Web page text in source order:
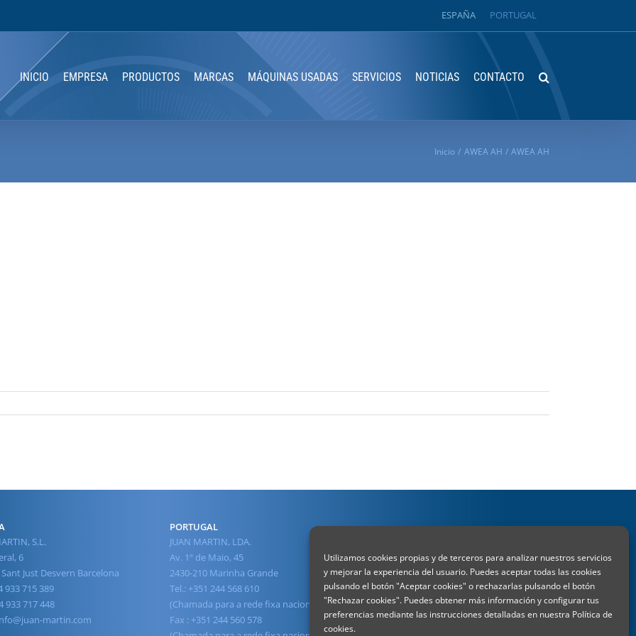
Utilizamos cookies propias y de terceros para analizar nuestros servicios
y mejorar la experiencia del usuario. Puedes aceptar todas las cookies
pulsando el botón "Aceptar cookies" o rechazarlas pulsando el botón
"Rechazar cookies". Puedes obtener más información y configurar tus
preferencias mediante las instrucciones detalladas en nuestra Política de
cookies.
ESPAÑA PORTUGAL
INICIO EMPRESA PRODUCTOS MARCAS MÁQUINAS USADAS SERVICIOS NOTICIAS CONTACTO
Inicio AWEA AH AWEA AH
S.L.
6
Just Desvern Barcelona
933 715 389
933 717 448
martin.com
PORTUGAL
JUAN MARTIN, LDA.
Av. 1º de Maio, 45
2430-210 Marinha Grande
Tel.: +351 244 568 610
(Chamada para a rede fixa nacional)
Fax : +351 244 560 578